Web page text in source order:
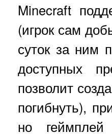
Minecraft
(игрок сам
суток за ним
доступных
позволит
погибнуть),
но